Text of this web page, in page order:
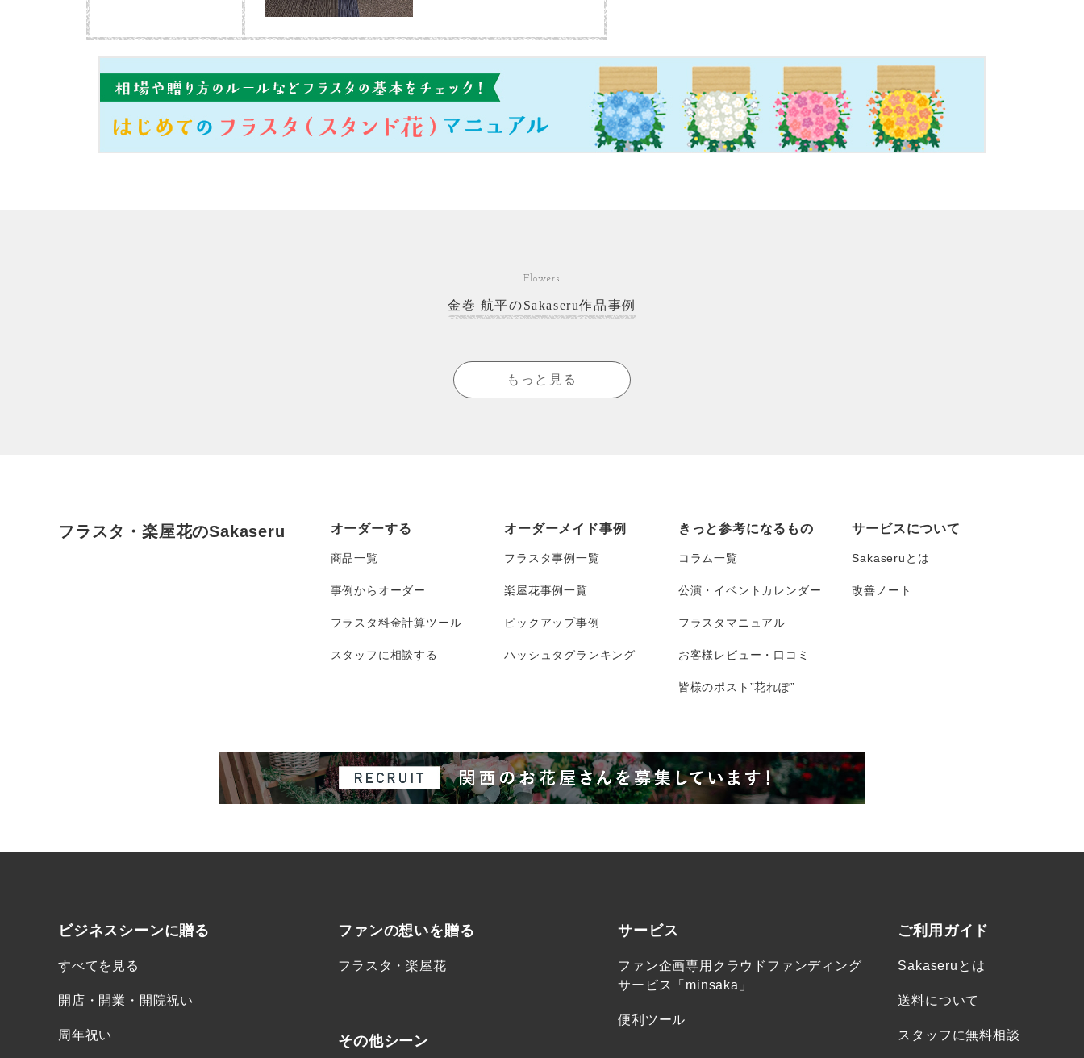
Flowers
金巻 航平のSakaseru作品事例
もっと見る
フラスタ・楽屋花のSakaseru オーダーする
商品一覧
事例からオーダー
フラスタ料金計算ツール
スタッフに相談する
オーダーメイド事例
フラスタ事例一覧
楽屋花事例一覧
ピックアップ事例
ハッシュタグランキング
きっと参考になるもの
コラム一覧
公演・イベントカレンダー
フラスタマニュアル
お客様レビュー・口コミ
皆様のポスト”花れぽ”
サービスについて
Sakaseruとは
改善ノート
ビジネスシーンに贈る
すべてを見る
開店・開業・開院祝い
周年祝い
ファンの想いを贈る
フラスタ・楽屋花
その他シーン
サービス
ファン企画専用クラウドファンディング
サービス「minsaka」
便利ツール
ご利用ガイド
Sakaseruとは
送料について
スタッフに無料相談